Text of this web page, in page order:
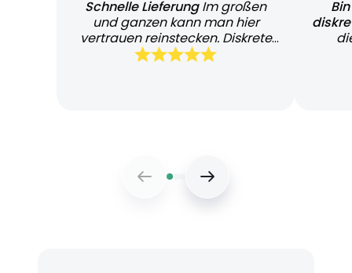
Schnelle LieferungIm großen
und ganzen kann man hier
vertrauen reinstecken. Diskrete
und schnelle Lieferung